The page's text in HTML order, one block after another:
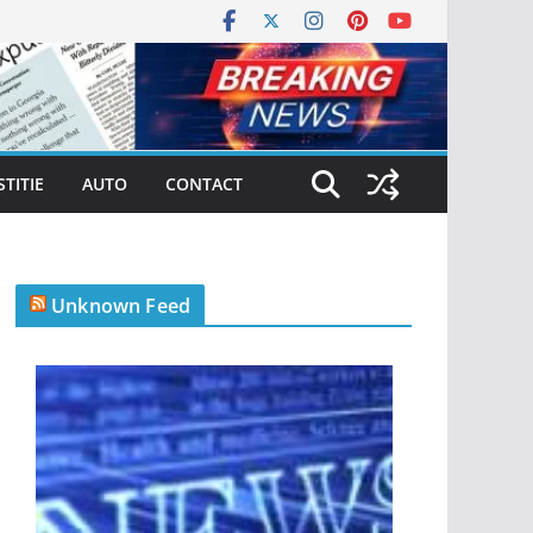
AUTO CONTACT
Unknown Feed